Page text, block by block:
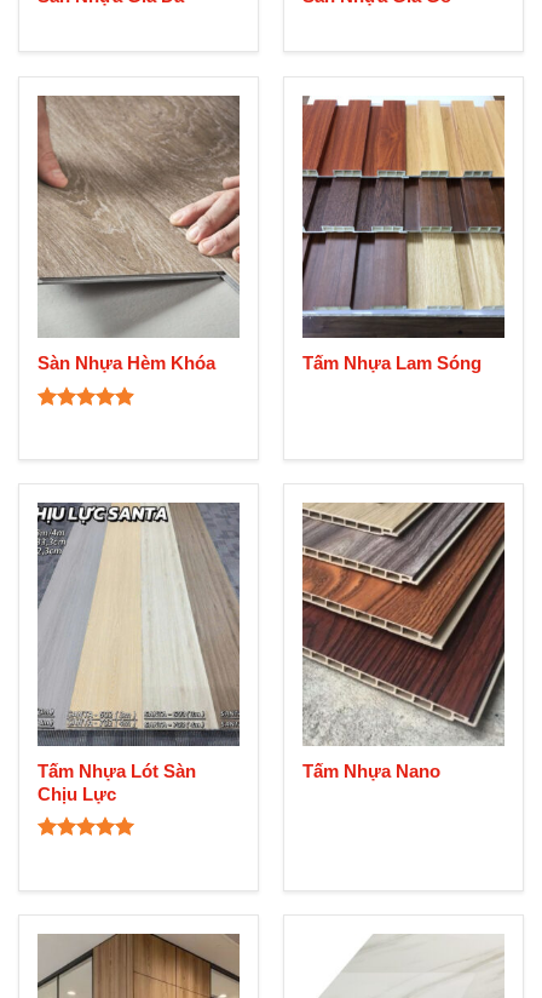
Sàn Nhựa Hèm Khóa Tấm Nhựa Lam Sóng
Tấm Nhựa Lót Sàn
Chịu Lực
Tấm Nhựa Nano